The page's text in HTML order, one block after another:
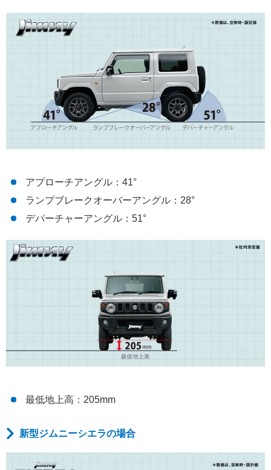
アプローチアングル：41°
ランプブレークオーバーアングル：28°
デパーチャーアングル：51°
最低地上高：205mm
新型ジムニーシエラの場合